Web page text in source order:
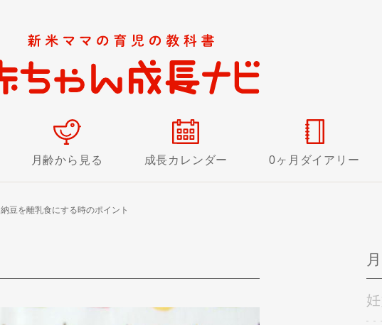
月齢から見る 成長カレンダー 0ヶ月ダイアリー
納豆を離乳食にする時のポイント